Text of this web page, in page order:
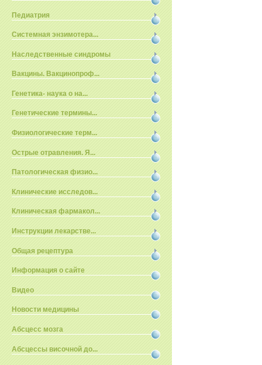
Педиатрия
Системная энзимотера...
Наследственные синдромы
Вакцины. Вакцинопроф...
Генетика- наука о на...
Генетические термины...
Физиологические терм...
Острые отравления. Я...
Патологическая физио...
Клинические исследов...
Клиническая фармакол...
Инструкции лекарстве...
Общая рецептура
Информация о сайте
Видео
Новости медицины
Абсцесс мозга
Абсцессы височной до...